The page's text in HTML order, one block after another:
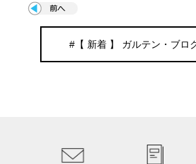
#【 新着 】 ガルテン・ブロ